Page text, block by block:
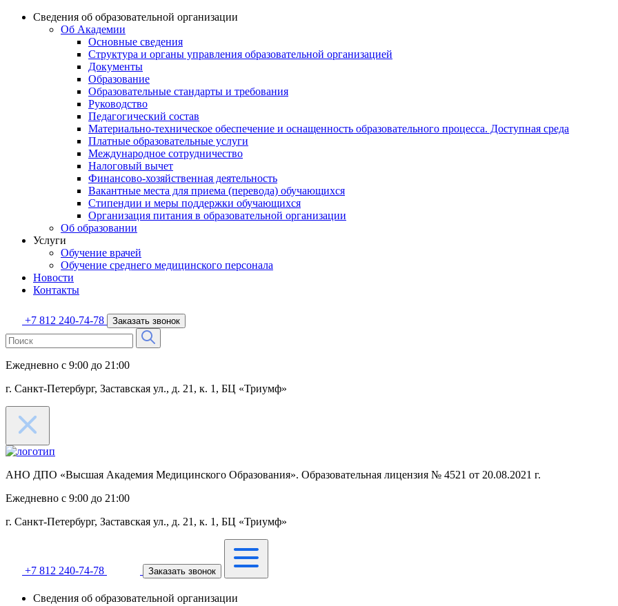
Сведения об образовательной организации
Об Академии
Основные сведения
Структура и органы управления образовательной организацией
Документы
Образование
Образовательные стандарты и требования
Руководство
Педагогический состав
Материально-техническое обеспечение и оснащенность образовательного процесса. Доступная среда
Платные образовательные услуги
Международное сотрудничество
Налоговый вычет
Финансово-хозяйственная деятельность
Вакантные места для приема (перевода) обучающихся
Стипендии и меры поддержки обучающихся
Организация питания в образовательной организации
Об образовании
Услуги
Обучение врачей
Обучение среднего медицинского персонала
Новости
Контакты
+7 812 240-74-78 Заказать звонок
Ежедневно с 9:00 до 21:00
г. Санкт-Петербург, Заставская ул., д. 21, к. 1, БЦ «Триумф»
АНО ДПО «Высшая Академия Медицинского Образования». Образовательная лицензия № 4521 от 20.08.2021 г.
Ежедневно с 9:00 до 21:00
г. Санкт-Петербург, Заставская ул., д. 21, к. 1, БЦ «Триумф»
+7 812 240-74-78 Заказать звонок
Сведения об образовательной организации